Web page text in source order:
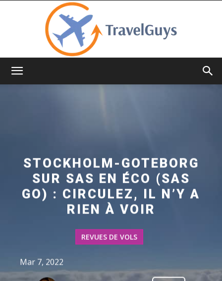
STOCKHOLM-GOTEBORG
SUR SAS EN ÉCO (SAS
GO) : CIRCULEZ, IL N’Y A
RIEN À VOIR
REVUES DE VOLS
Mar 7, 2022